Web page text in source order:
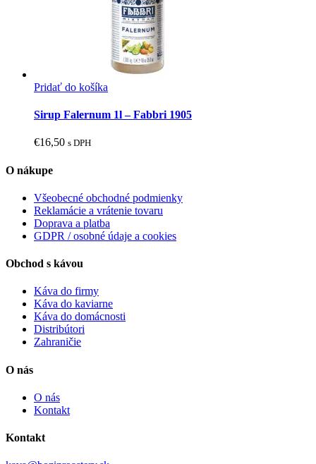
Pridať do košíka
Sirup Falernum 1l – Fabbri 1905
€16,50 s DPH
O nákupe
Všeobecné obchodné podmienky
Reklamácie a vrátenie tovaru
Doprava a platba
GDPR / osobné údaje a cookies
Obchod s kávou
Káva do firmy
Káva do kaviarne
Káva do domácnosti
Distribútori
Zahraničie
O nás
O nás
Kontakt
Kontakt